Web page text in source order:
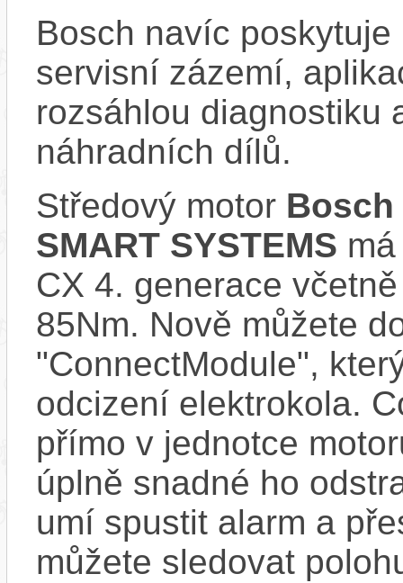
Bosch navíc
servisní zázemí,
rozsáhlou diagnostiku
náhradních dílů.
Středový motor Bosch
SMART SYSTEMS
CX 4. generace
85Nm. Nově můžete
"ConnectModule",
odcizení elektrokola.
přímo v jednotce
úplně snadné ho
umí spustit alarm a
můžete sledovat